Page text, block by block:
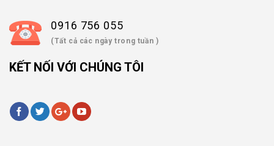
0916 756 055
(Tất cả các ngày trong tuần )
KẾT NỐI VỚI CHÚNG TÔI